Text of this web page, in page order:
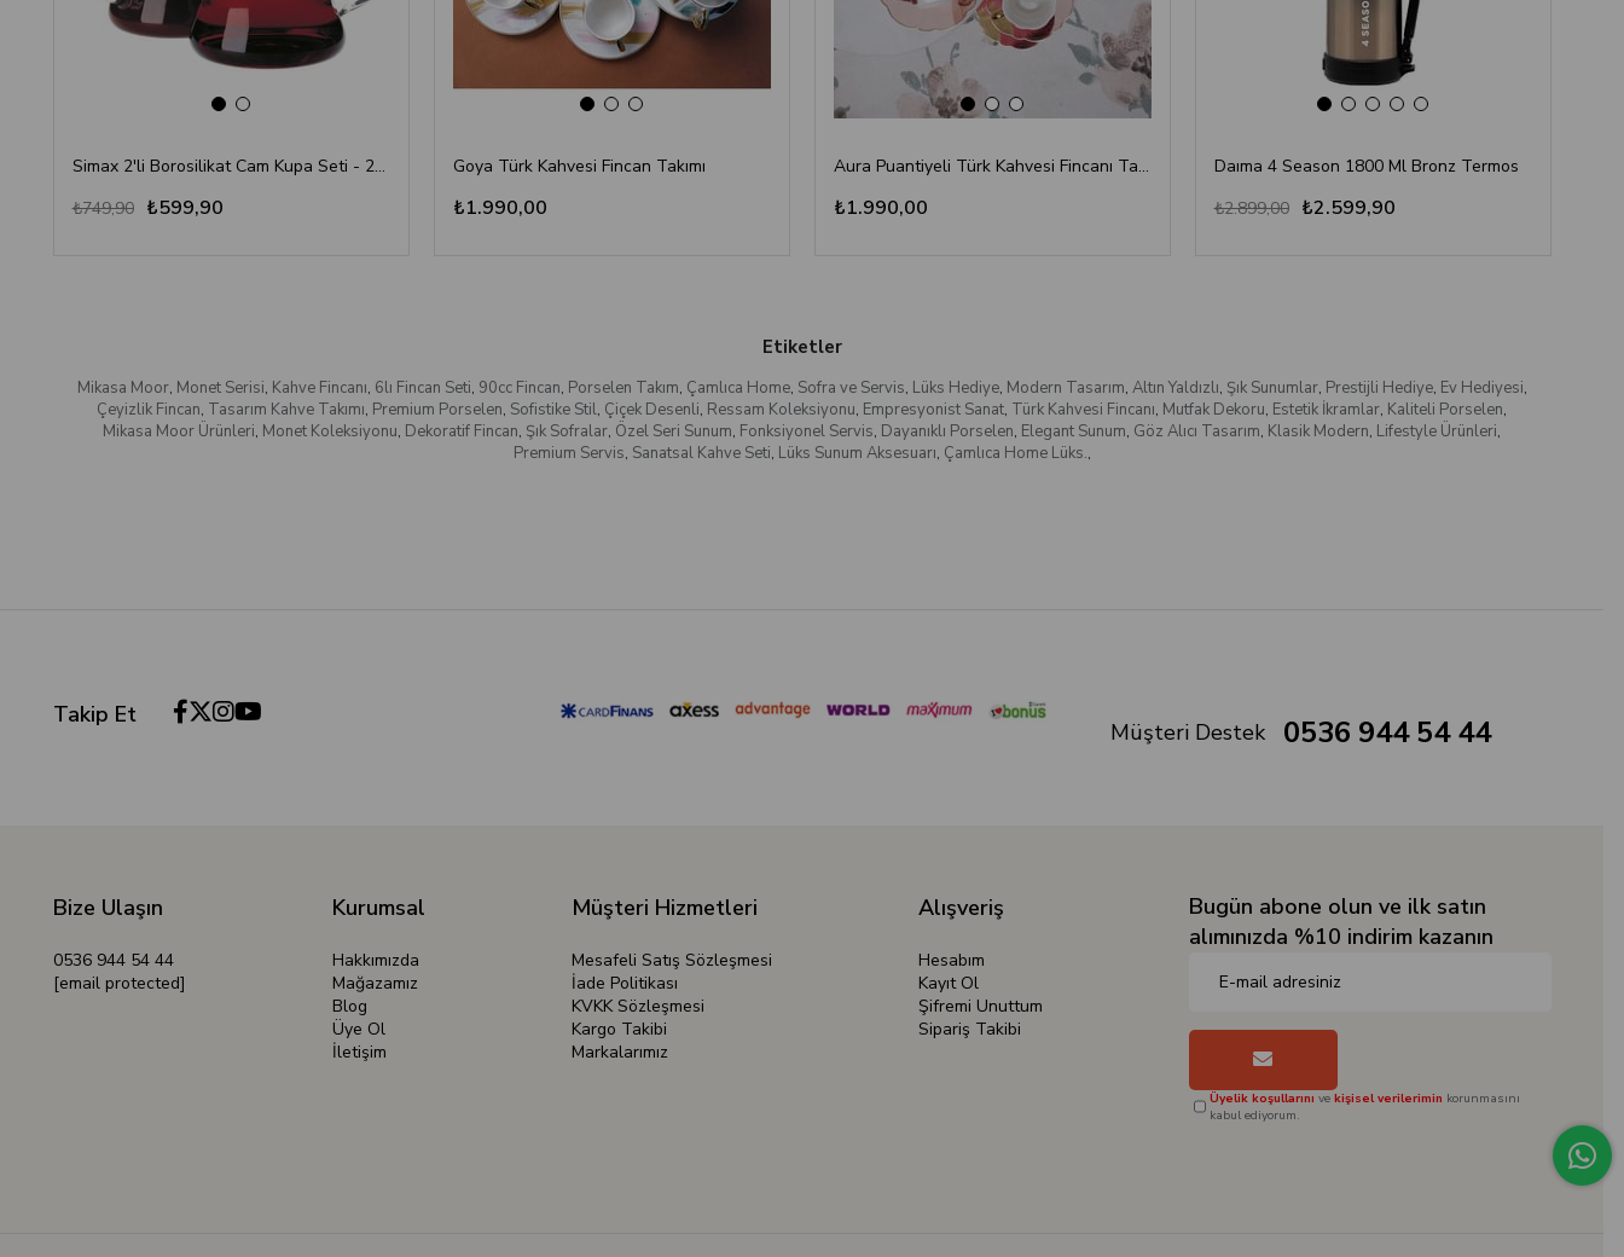
Simax 2'li Borosilikat Cam Kupa Seti - 250 ml
₺599,90
₺749,90
Goya Türk Kahvesi Fincan Takımı
₺1.990,00
Aura Puantiyeli Türk Kahvesi Fincanı Takımı
₺1.990,00
Daıma 4 Season 1800 Ml Bronz Termos
₺2.599,90
₺2.899,00
Etiketler
Mikasa Moor, Monet Serisi, Kahve Fincanı, 6lı Fincan Seti, 90cc Fincan, Porselen Takım, Çamlıca Home, Sofra ve Servis, Lüks Hediye, Modern Tasarım, Altın Yaldızlı, Şık Sunumlar, Prestijli Hediye, Ev Hediyesi,
Çeyizlik Fincan, Tasarım Kahve Takımı, Premium Porselen, Sofistike Stil, Çiçek Desenli, Ressam Koleksiyonu, Empresyonist Sanat, Türk Kahvesi Fincanı, Mutfak Dekoru, Estetik İkramlar, Kaliteli Porselen,
Mikasa Moor Ürünleri, Monet Koleksiyonu, Dekoratif Fincan, Şık Sofralar, Özel Seri Sunum, Fonksiyonel Servis, Dayanıklı Porselen, Elegant Sunum, Göz Alıcı Tasarım, Klasik Modern, Lifestyle Ürünleri,
Premium Servis, Sanatsal Kahve Seti, Lüks Sunum Aksesuarı, Çamlıca Home Lüks.,
Takip Et
Müşteri Destek 0536 944 54 44
Bize Ulaşın
0536 944 54 44
[email protected]
Kurumsal
Hakkımızda
Mağazamız
Blog
Üye Ol
İletişim
Müşteri Hizmetleri
Mesafeli Satış Sözleşmesi
İade Politikası
KVKK Sözleşmesi
Kargo Takibi
Markalarımız
Alışveriş
Hesabım
Kayıt Ol
Şifremi Unuttum
Sipariş Takibi
Bugün abone olun ve ilk satın
alımınızda %10 indirim kazanın
Üyelik koşullarını vekişisel verilerimin korunmasını
kabul ediyorum.